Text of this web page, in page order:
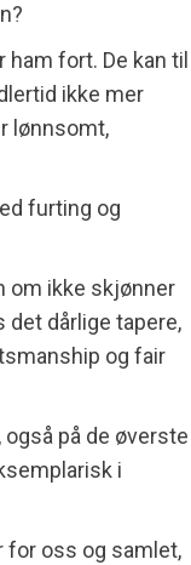
fort. De kan til
ikke mer
lønnsomt,
furting og
om ikke skjønner
det dårlige tapere,
og fair
på de øverste
i
for oss og samlet,